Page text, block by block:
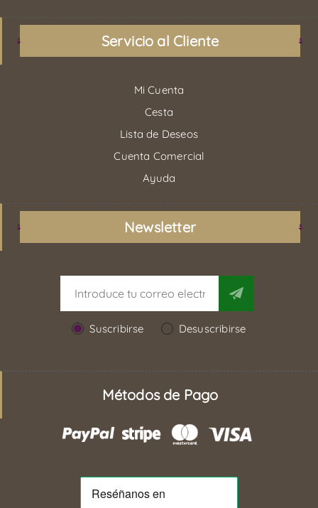
Servicio al Cliente
Mi Cuenta
Cesta
Lista de Deseos
Cuenta Comercial
Ayuda
Newsletter
Suscribirse Desuscribirse
Métodos de Pago